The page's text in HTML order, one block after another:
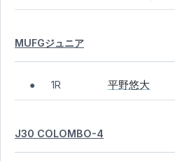
MUFGジュニア
● 1R 平野悠大
J30 COLOMBO-4